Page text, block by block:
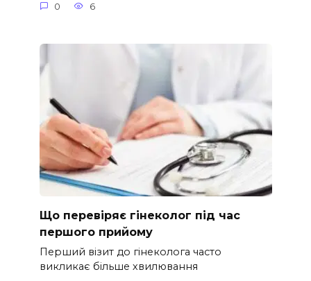
0 6
Що перевіряє гінеколог під час
першого прийому
Перший візит до гінеколога часто
викликає більше хвилювання